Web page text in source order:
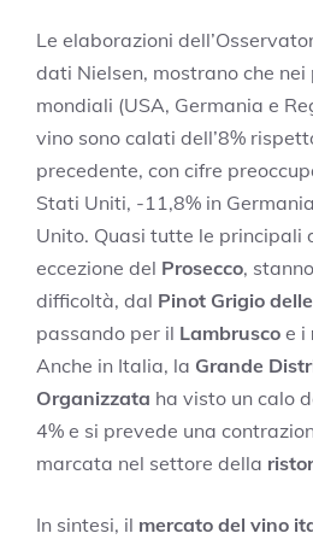
Le elaborazioni
dati Nielsen, mostrano che
mondiali (USA, Germania e
vino sono calati dell’8%
precedente, con cifre
Stati Uniti, -11,8% in
Unito. Quasi tutte le principali
eccezione del Prosecco,
difficoltà, dal Pinot Grigio
passando per il Lambrusco e i
Anche in Italia, la Grande
Organizzata ha visto un calo
4% e si prevede una
marcata nel settore della
In sintesi, il mercato del vino